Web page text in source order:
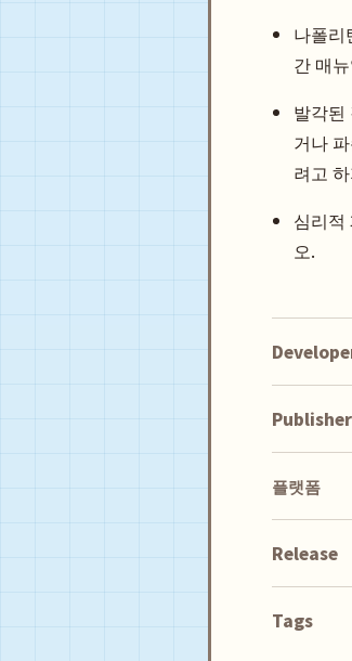
나폴리
간 매
발각된
거나
려고
심리적
오.
Publisher
플랫폼
Release
Tags